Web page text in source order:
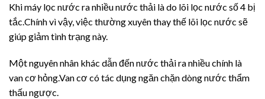
Khi máy lọc nước ra nhiều nước thải là do lõi lọc nước số 4 bị
tắc.Chính vì vậy, việc thường xuyên thay thế lõi lọc nước sẽ
giúp giảm tình trạng này.
Một nguyên nhân khác dẫn đến nước thải ra nhiều chính là
van cơ hỏng.Van cơ có tác dụng ngăn chặn dòng nước thẩm
thấu ngược.